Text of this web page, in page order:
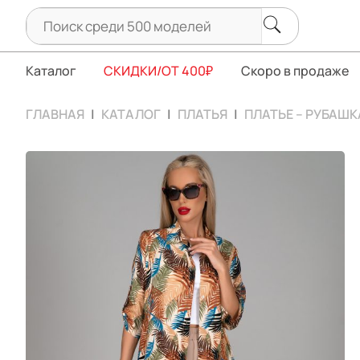
Каталог СКИДКИ/ОТ 400₽ Скоро в продаже
ГЛАВНАЯ КАТАЛОГ ПЛАТЬЯ ПЛАТЬЕ –